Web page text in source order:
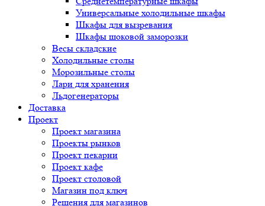
Универсальные холодильные шкафы
Шкафы для вызревания
Шкафы шоковой заморозки
Весы складские
Холодильные столы
Морозильные столы
Лари для хранения
Льдогенераторы
Доставка
Проект
Проект магазина
Проекты рынков
Проект пекарни
Проект кафе
Проект столовой
Магазин под ключ
Решения для магазинов